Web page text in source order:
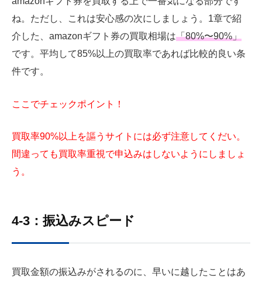
ね。ただし、これは安心感の次にしましょう。1章で紹
介した、amazonギフト券の買取相場は「80%〜90%」
です。平均して85%以上の買取率であれば比較的良い条
件です。
ここでチェックポイント！
買取率90%以上を謳うサイトには必ず注意してくだい。
間違っても買取率重視で申込みはしないようにしましょ
う。
4-3：振込みスピード
買取金額の振込みがされるのに、早いに越したことはあ